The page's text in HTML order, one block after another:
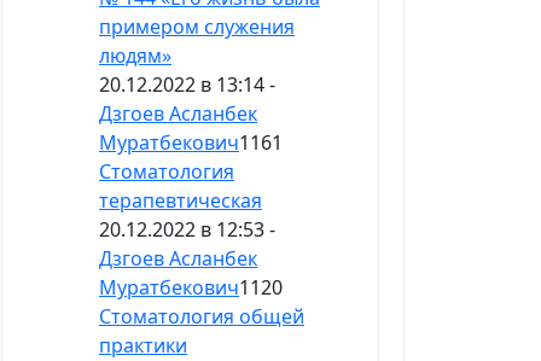
примером служения
людям»
20.12.2022 в 13:14 -
Дзгоев Асланбек
Муратбекович1161
Стоматология
терапевтическая
20.12.2022 в 12:53 -
Дзгоев Асланбек
Муратбекович1120
Стоматология общей
практики